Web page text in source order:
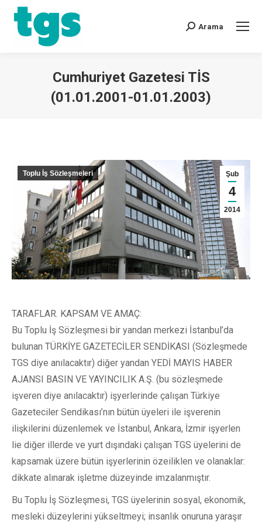
Arama
Cumhuriyet Gazetesi TİS
(01.01.2001-01.01.2003)
Şub
4
2014
Toplu İş Sözleşmeleri
TARAFLAR. KAPSAM VE AMAÇ:
Bu Toplu İş Sözleşmesi bir yandan merkezi İstanbul’da
bulunan TÜRKİYE GAZETECİLER SENDİKASI (Sözleşmede
TGS diye anılacaktır) diğer yandan YEDİ MAYIS HABER
AJANSI BASIN VE YAYINCILIK A.Ş. (bu sözleşmede
işveren diye anılacaktır) işyerlerinde çalışan Türkiye
Gazeteciler Sendikası’nın bütün üyeleri ile işverenin
ilişkilerini düzenlemek ve İstanbul, Ankara, İzmir işyerlen
lie diğer illerde ve yurt dışındaki çalışan TGS üyelerini de
kapsamak üzere bütün işyerlerinin özeiliklen ve olanaklar:
dikkate alınarak işletme düzeyinde imzalanmıştır.
Bu Toplu İş Sözleşmesi, TGS üyelerinin sosyal, ekonomik,
mesleki düzeylerini yükseltmeyi; insanlık onuruna yaraşır